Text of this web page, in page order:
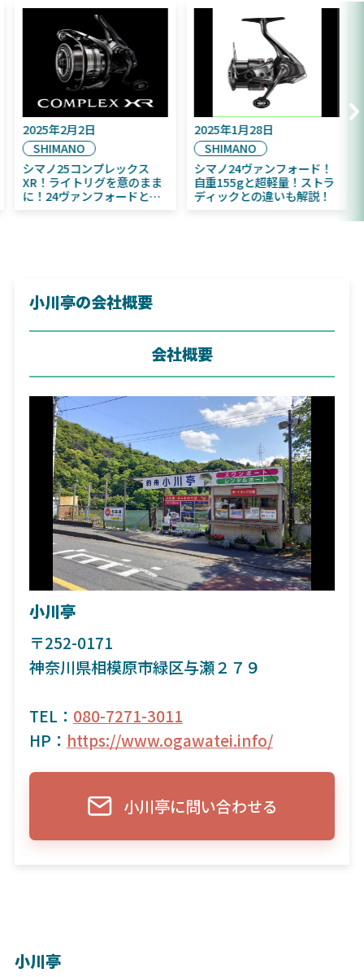
2025年9月16日
DAIWA
2025年11月発売予定！
DAIWA ふく魚／ちびふく魚
はビッグベイト初心者にお
2025年2月2日
SHIMANO
シマノ25コンプレックス
XR！ライトリグを意のまま
に！24ヴァンフォードとの
小川亭の会社概要
会社概要
小川亭
〒252-0171
神奈川県相模原市緑区与瀬２７９
TEL： 080-7271-3011
HP： https://www.ogawatei.info/
小川亭に問い合わせる
小川亭